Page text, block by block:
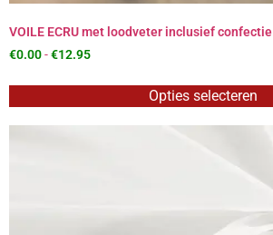
VOILE ECRU met loodveter inclusief confectie
€0.00-€12.95
Opties selecteren